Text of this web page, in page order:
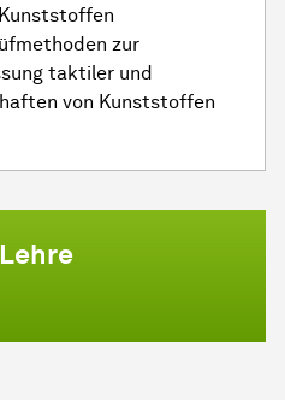
zur
taktiler und
von Kunststoffen